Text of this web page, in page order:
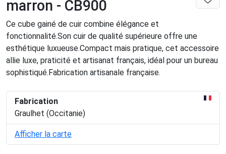
marron - CB900
Ce cube gainé de cuir combine élégance et
fonctionnalité.Son cuir de qualité supérieure offre une
esthétique luxueuse.Compact mais pratique, cet accessoire
allie luxe, praticité et artisanat français, idéal pour un bureau
sophistiqué.Fabrication artisanale française.
Fabrication
Graulhet (Occitanie)
Afficher la carte